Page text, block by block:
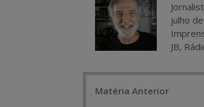
julho
JB,
Matéria Anterior